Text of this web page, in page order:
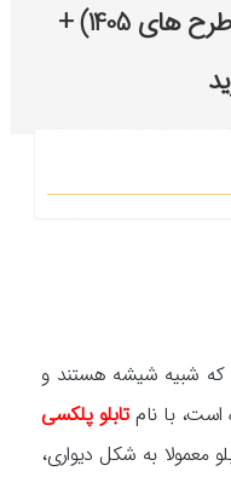
تابلو پلکسی شفاف (نمونه طرح های 1405) +
که شبیه شیشه هستند و
با نامتابلو پلکسی
معمولا به شکل دیواری،